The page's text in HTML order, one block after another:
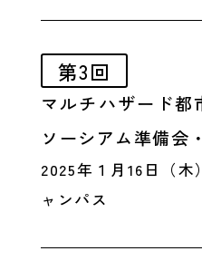
第3回
マルチハザード都
ソーシアム準備会
2025年１月16日（
ャンパス